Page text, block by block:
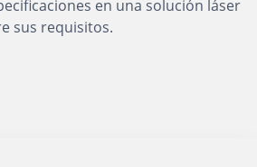
en una solución láser
sus requisitos.